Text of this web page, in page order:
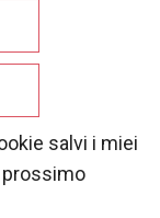
salvi i miei
prossimo